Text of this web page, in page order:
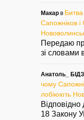
Макар в
Сапожніков
Передаю
зі словами
Анатоль_
чому
лобіюють
Відповідно
18 Закону